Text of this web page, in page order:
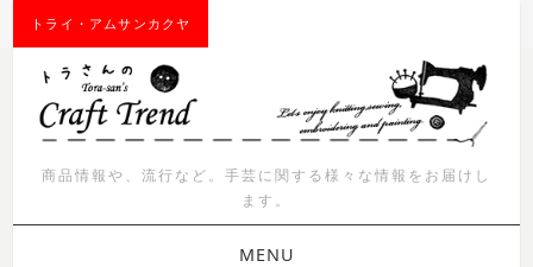
トライ・アムサンカクヤ
商品情報や、流行など。手芸に関する様々な情報をお届けし
ます。
MENU